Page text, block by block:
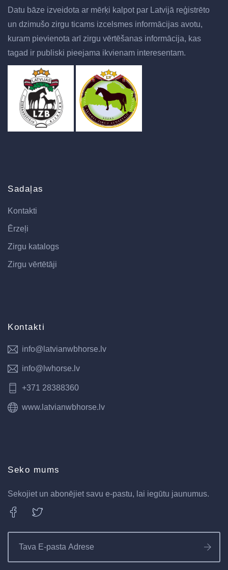
Datu bāze izveidota ar mērķi kalpot par Latvijā reģistrēto
un dzimušo zirgu ticams izcelsmes informācijas avotu,
kuram pievienota arī zirgu vērtēšanas informācija, kas
tagad ir publiski pieejama ikvienam interesentam.
Sadaļas
Kontakti
Ērzeļi
Zirgu katalogs
Zirgu vērtētāji
Kontakti
info@latvianwbhorse.lv
info@lwhorse.lv
+371 28388360
www.latvianwbhorse.lv
Seko mums
Sekojiet un abonējiet savu e-pastu, lai iegūtu jaunumus.